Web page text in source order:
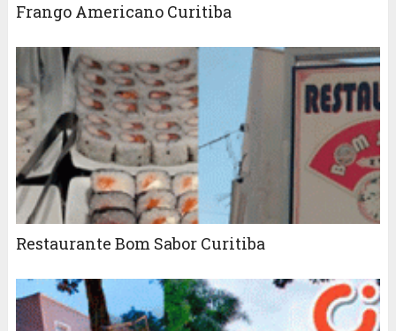
Frango Americano Curitiba
Restaurante Bom Sabor Curitiba